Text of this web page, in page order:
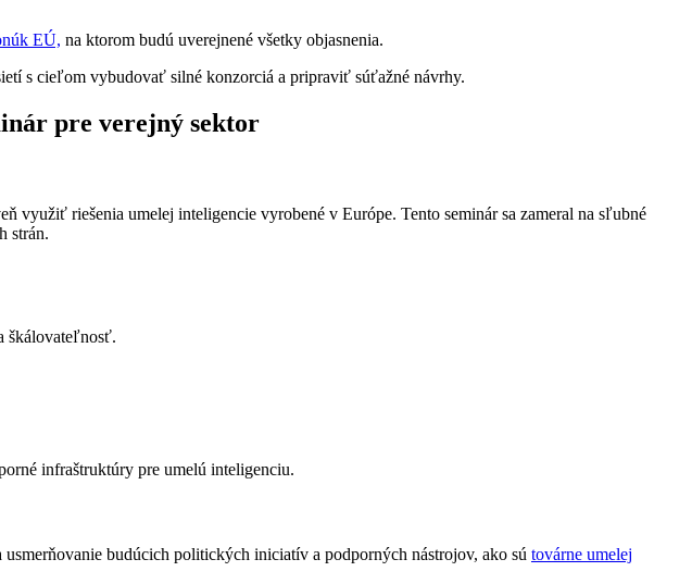
EÚ, na ktorom budú uverejnené všetky objasnenia.
s cieľom vybudovať silné konzorciá a pripraviť súťažné návrhy.
pre verejný sektor
riešenia umelej inteligencie vyrobené v Európe. Tento seminár sa zameral na sľubné
strán.
škálovateľnosť.
infraštruktúry pre umelú inteligenciu.
budúcich politických iniciatív a podporných nástrojov, ako sú továrne umelej